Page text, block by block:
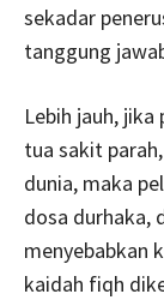
sekadar
tanggung
Lebih jauh,
tua sakit
dunia, maka
dosa durhaka,
menyebabkan
kaidah fiqh